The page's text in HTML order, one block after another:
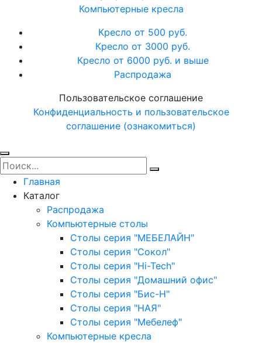
Компьютерные кресла
Кресло от 500 руб.
Кресло от 3000 руб.
Кресло от 6000 руб. и выше
Распродажа
Пользовательское соглашение
Конфиденциальность и пользовательское
соглашение (ознакомиться)
Главная
Каталог
Распродажа
Компьютерные столы
Столы серия "МЕБЕЛАЙН"
Столы серия "Сокол"
Столы серия "Hi-Tech"
Столы серия "Домашний офис"
Столы серия "Бис-Н"
Столы серия "НАЯ"
Столы серия "Мебелеф"
Компьютерные кресла